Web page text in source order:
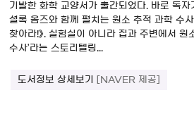
기발한 화학 교양서가 출간되었다. 바로 독
셜록 옴즈와 함께 펼치는 원소 추적 과학 수
찾아라!》. 실험실이 아니라 집과 주변에서 원
수사’라는 스토리텔링...
도서정보 상세보기 [NAVER 제공]